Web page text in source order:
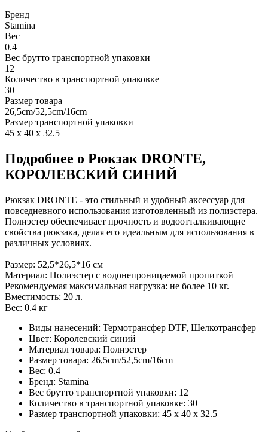
Бренд
Stamina
Вес
0.4
Вес брутто транспортной упаковки
12
Количество в транспортной упаковке
30
Размер товара
26,5cm/52,5cm/16cm
Размер транспортной упаковки
45 x 40 x 32.5
Подробнее о Рюкзак DRONTE,
КОРОЛЕВСКИЙ СИНИЙ
Рюкзак DRONTE - это стильный и удобный аксессуар для
повседневного использования изготовленный из полиэстера.
Полиэстер обеспечивает прочность и водоотталкивающие
свойства рюкзака, делая его идеальным для использования в
различных условиях.
Размер: 52,5*26,5*16 см
Материал: Полиэстер с водонепроницаемой пропиткой
Рекомендуемая максимальная нагрузка: не более 10 кг.
Вместимость: 20 л.
Вес: 0.4 кг
Виды нанесений: Термотрансфер DTF, Шелкотрансфер
Цвет: Королевский синий
Материал товара: Полиэстер
Размер товара: 26,5cm/52,5cm/16cm
Вес: 0.4
Бренд: Stamina
Вес брутто транспортной упаковки: 12
Количество в транспортной упаковке: 30
Размер транспортной упаковки: 45 x 40 x 32.5